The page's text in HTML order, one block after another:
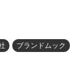
ブランドムック